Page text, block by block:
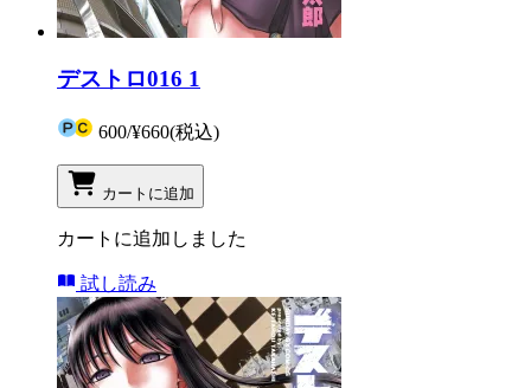
デストロ016 1
600/¥660(税込)
カートに追加
カートに追加しました
試し読み